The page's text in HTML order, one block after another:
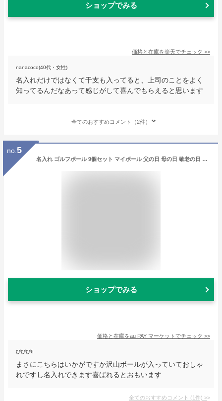
ショップでみる
価格と在庫を楽天でチェック >>
nanacoco(40代・女性)
名入れだけではなくて干支も入ってると、上司のことをよく
知ってるんだなあって感じがして喜んでもらえると思います
全てのおすすめコメント（2件）
no. 5
名入れ ゴルフボール 9個セット マイボール 父の日 母の日 敬老の日 退職祝い 還暦祝い 誕生日 プレゼント 送料無料 コンペ 景品 お父さ
ショップでみる
価格と在庫をau PAY マーケット でチェック >>
ぴぴぴ6
まさにこちらはいかがですか沢山ボールが入っていておしゃ
れですし名入れできます喜ばれるとおもいます
全てのおすすめコメント (1件) >